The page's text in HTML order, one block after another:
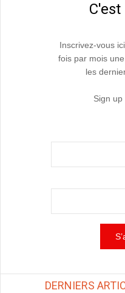
Inscrivez-vous
fois par mois
les
Sign
DERNIERS